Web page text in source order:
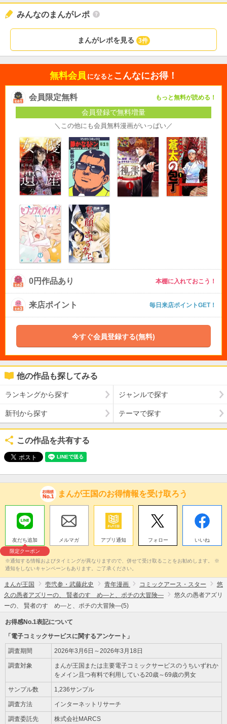
みんなのまんがレポ
まんがレポを見る 3件
無料会員 になると こんなにお得！
会員限定無料 もっと無料が読める！
会員登録で無料増量
＼この他にも会員無料漫画がいっぱい／
0円作品あり 本棚に入れておこう！
来店ポイント 毎日来店ポイントGET！
今すぐ会員登録する(無料)
他の作品も探してみる
ランキングから探す ジャンルで探す
新刊から探す テーマで探す
この作品を共有する
まんが王国のお得情報を受け取ろう
友だち追加
限定クーポン
メルマガ アプリ通知 フォロー いいね
※通知する情報およびタイミングが異なりますので、併せて受け取ることをお勧めします。 ※
通知をしないキャンペーンもあります。ご了承ください。
まんが王国 壱弐参・武藤此史 青年漫画 コミックアース・スター
悠
久の愚者アズリーの、 賢者のすゝめ―と、ポチの大冒険―
悠久の愚者アズリ
ーの、 賢者のすゝめ―と、ポチの大冒険―(5)
お得感No.1表記について
「電子コミックサービスに関するアンケート」
調査期間 2026年3月6日～2026年3月18日
調査対象
まんが王国または主要電子コミックサービスのうちいずれか
をメイン且つ有料で利用している20歳～69歳の男女
サンプル数 1,236サンプル
調査方法 インターネットリサーチ
調査委託先 株式会社MARCS